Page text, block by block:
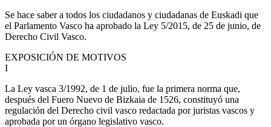
Se hace saber a todos los ciudadanos y ciudadanas de Euskadi que
el Parlamento Vasco ha aprobado la Ley 5/2015, de 25 de junio, de
Derecho Civil Vasco.
EXPOSICIÓN DE MOTIVOS
I
La Ley vasca 3/1992, de 1 de julio, fue la primera norma que,
después del Fuero Nuevo de Bizkaia de 1526, constituyó una
regulación del Derecho civil vasco redactada por juristas vascos y
aprobada por un órgano legislativo vasco.